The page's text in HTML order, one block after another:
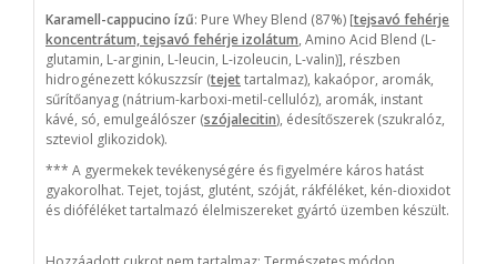
Karamell-cappucino ízű: Pure Whey Blend (87%) [tejsavó fehérje
koncentrátum, tejsavó fehérje izolátum, Amino Acid Blend (L-
glutamin, L-arginin, L-leucin, L-izoleucin, L-valin)], részben
hidrogénezett kókuszzsír (tejettartalmaz), kakaópor, aromák,
sűrítőanyag (nátrium-karboxi-metil-cellulóz), aromák, instant
kávé, só, emulgeálószer (szójalecitin), édesítőszerek (szukralóz,
szteviol glikozidok).
*** A gyermekek tevékenységére és figyelmére káros hatást
gyakorolhat. Tejet, tojást, glutént, szóját, rákféléket, kén-dioxidot
és dióféléket tartalmazó élelmiszereket gyártó üzemben készült.